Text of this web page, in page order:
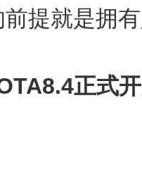
提就是拥
正式